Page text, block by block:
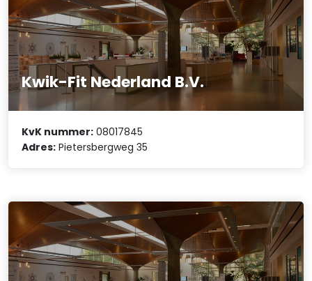
Kwik-Fit Nederland B.V.
KvK nummer: 08017845
Adres: Pietersbergweg 35